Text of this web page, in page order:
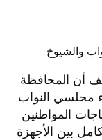
والشيوخ
أن المحافظة
مجلسي النواب
المواطنين
بين الأجهزة